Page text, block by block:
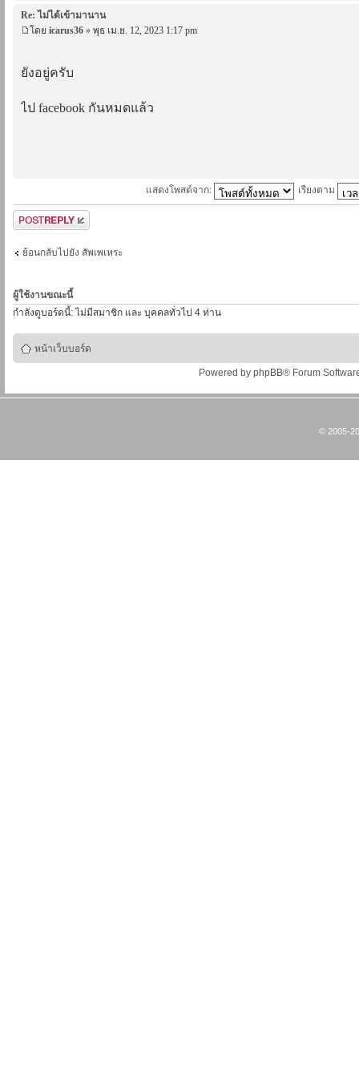
Re: ไม่ได้เข้ามานาน
โดย icarus36 » พุธ เม.ย. 12, 2023 1:17 pm
ยังอยู่ครับ
ไป facebook กันหมดแล้ว
แสดงโพสต์จาก: เรียงตาม
ตอบกระทู้
ย้อนกลับไปยัง สัพเพเหระ
ผู้ใช้งานขณะนี้
กำลังดูบอร์ดนี้: ไม่มีสมาชิก และ บุคคลทั่วไป 4 ท่าน
หน้าเว็บบอร์ด
Powered by phpBB® Forum
© 2005-